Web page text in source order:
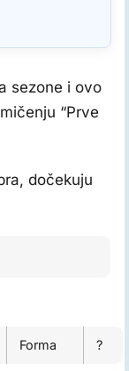
sezone i ovo
“Prve
dočekuju
Forma ?